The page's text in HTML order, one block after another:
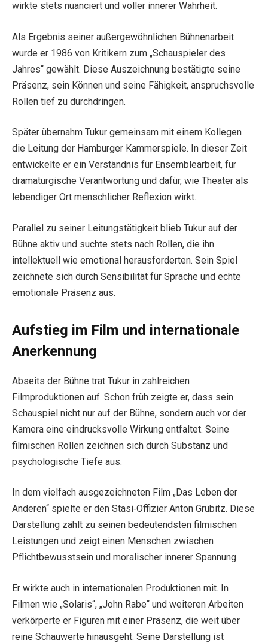
wirkte stets nuanciert und voller innerer Wahrheit.
Als Ergebnis seiner außergewöhnlichen Bühnenarbeit
wurde er 1986 von Kritikern zum „Schauspieler des
Jahres“ gewählt. Diese Auszeichnung bestätigte seine
Präsenz, sein Können und seine Fähigkeit, anspruchsvolle
Rollen tief zu durchdringen.
Später übernahm Tukur gemeinsam mit einem Kollegen
die Leitung der Hamburger Kammerspiele. In dieser Zeit
entwickelte er ein Verständnis für Ensemblearbeit, für
dramaturgische Verantwortung und dafür, wie Theater als
lebendiger Ort menschlicher Reflexion wirkt.
Parallel zu seiner Leitungstätigkeit blieb Tukur auf der
Bühne aktiv und suchte stets nach Rollen, die ihn
intellektuell wie emotional herausforderten. Sein Spiel
zeichnete sich durch Sensibilität für Sprache und echte
emotionale Präsenz aus.
Aufstieg im Film und internationale
Anerkennung
Abseits der Bühne trat Tukur in zahlreichen
Filmproduktionen auf. Schon früh zeigte er, dass sein
Schauspiel nicht nur auf der Bühne, sondern auch vor der
Kamera eine eindrucksvolle Wirkung entfaltet. Seine
filmischen Rollen zeichnen sich durch Substanz und
psychologische Tiefe aus.
In dem vielfach ausgezeichneten Film „Das Leben der
Anderen“ spielte er den Stasi‑Offizier Anton Grubitz. Diese
Darstellung zählt zu seinen bedeutendsten filmischen
Leistungen und zeigt einen Menschen zwischen
Pflichtbewusstsein und moralischer innerer Spannung.
Er wirkte auch in internationalen Produktionen mit. In
Filmen wie „Solaris“, „John Rabe“ und weiteren Arbeiten
verkörperte er Figuren mit einer Präsenz, die weit über
reine Schauwerte hinausgeht. Seine Darstellung ist